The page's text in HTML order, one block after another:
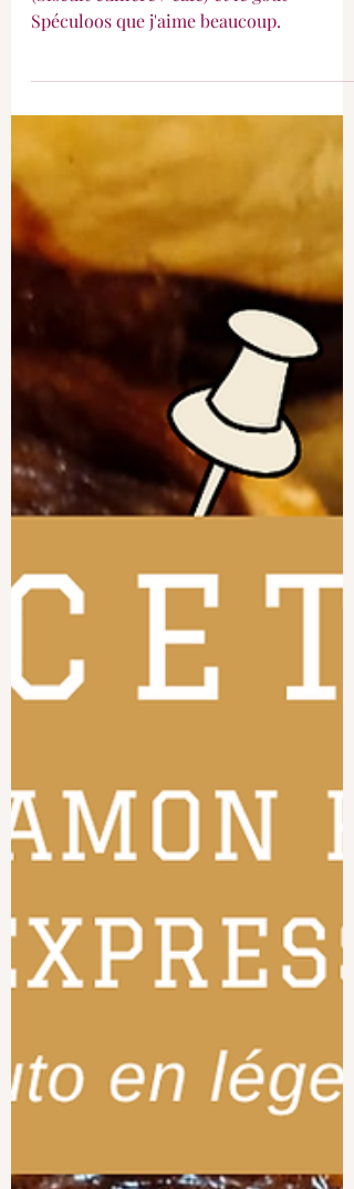
Je fais un mix du tiramisu classique
Spéculoos que j'aime beaucoup.